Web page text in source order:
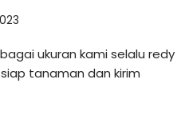
ukuran kami selalu redy
tanaman dan kirim